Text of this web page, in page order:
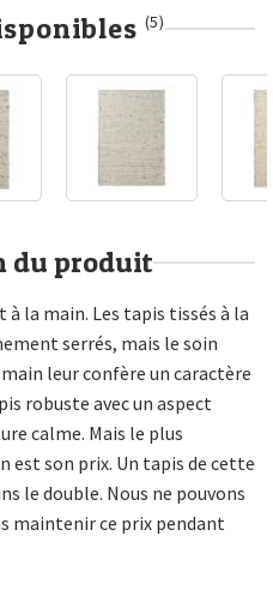
(5)
du produit
la main. Les tapis tissés à la
serrés, mais le soin
leur confère un caractère
robuste avec un aspect
calme. Mais le plus
son prix. Un tapis de cette
le double. Nous ne pouvons
maintenir ce prix pendant